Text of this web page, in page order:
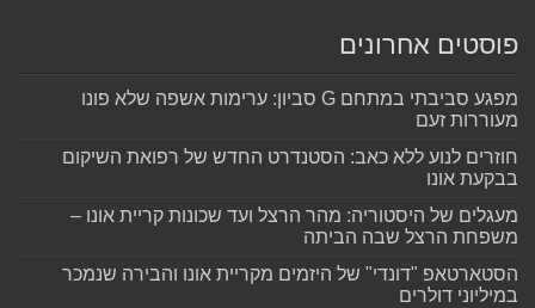
פוסטים אחרונים
מפגע סביבתי במתחם G סביון: ערימות אשפה שלא פונו
מעוררות זעם
חוזרים לנוע ללא כאב: הסטנדרט החדש של רפואת השיקום
בבקעת אונו
מעגלים של היסטוריה: מהר הרצל ועד שכונות קריית אונו –
משפחת הרצל שבה הביתה
הסטארטאפ "דונדי" של היזמים מקריית אונו והבירה שנמכר
במיליוני דולרים